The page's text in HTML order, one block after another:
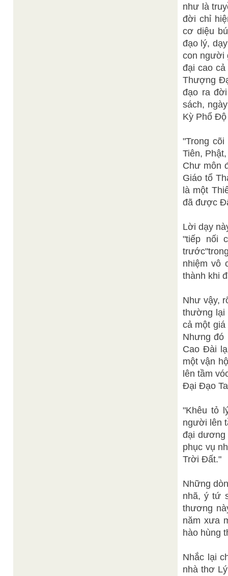
như là
đời chỉ
cơ diệu
đạo lý,
con người
đại cao
Thượng
đạo ra
sách,
Kỳ Phổ
"Trong
Tiên,
Chư môn
Giáo tổ
là một
đã được
Lời dạy
"tiếp nối
nhiệm vô
thành khi
Như vậy,
thường lại
cả một
Nhưng đó
Cao Đài
một vận
lên tầm
Đại Đạo
"Khêu tỏ
người lên
đại dương
phục vụ
Trời Đất."
Những
nhã, ý tứ
thương
năm xưa
hào hùng
Nhắc lại
nhà thơ